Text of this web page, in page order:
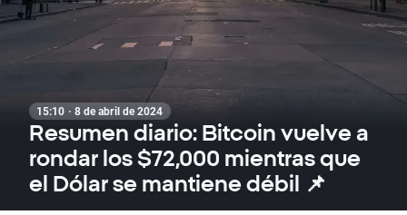
15:10 · 8 de abril de 2024
Resumen diario: Bitcoin vuelve a
rondar los $72,000 mientras que
el Dólar se mantiene débil 📌